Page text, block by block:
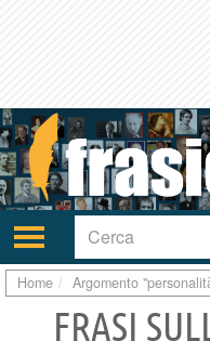
Attiva/disattiva
navigazione
Home Argomento
FRASI